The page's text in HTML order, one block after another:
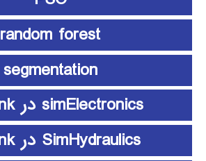
random forest
segmentation
simElectronics در Simulink
SimHydraulics در simulink